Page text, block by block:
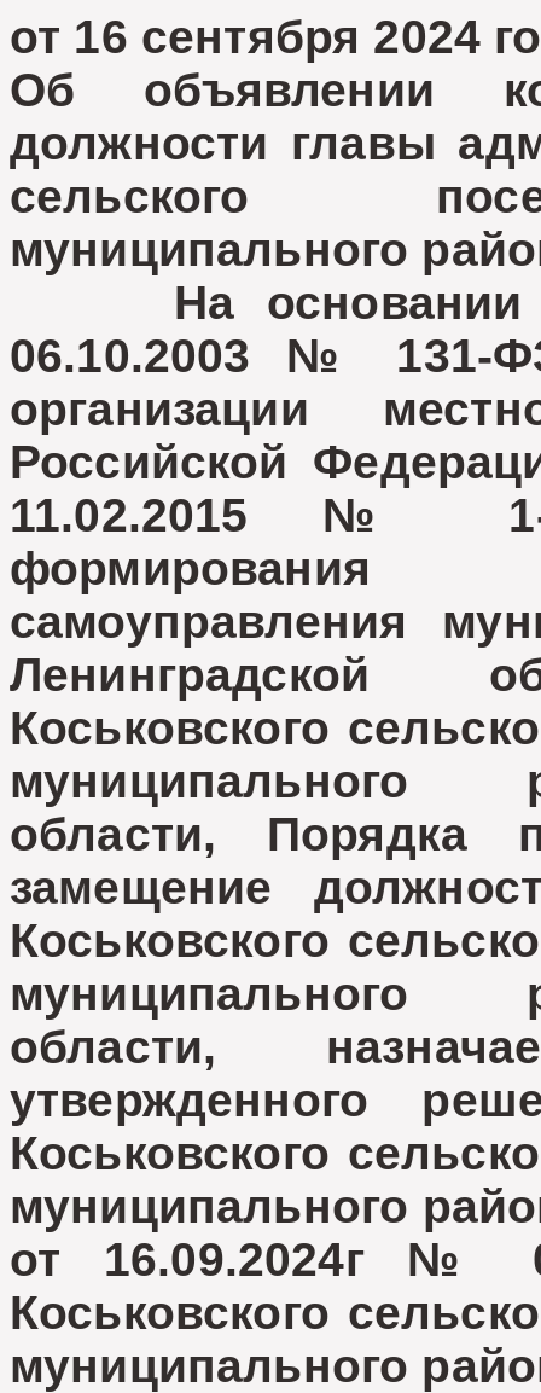
от 16 сентября
Об объявлении
должности главы
сельского
муниципального
На основании
06.10.2003 № 131-
организации
Российской
11.02.2015 № 1-
формирования
самоуправления
Ленинградской
Коськовского
муниципального
области, Порядка
замещение
Коськовского
муниципального
области,
утвержденного
Коськовского
муниципального
от 16.09.2024г №
Коськовского
муниципального